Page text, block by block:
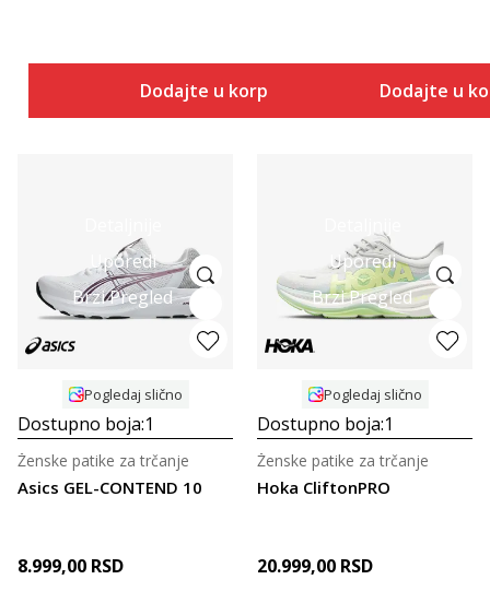
Dodajte u korpu Dodajte u
Uporedi
Brzi Pregled
Pogledaj slično
Dostupno boja:1
Asics GEL-CONTEND 10
Ženske patike za trčanje
8.999,00 RSD
Uporedi
Brzi Pregled
Pogledaj slično
Dostupno boja:1
Hoka CliftonPRO
Ženske patike za trčanje
20.999,00 RSD